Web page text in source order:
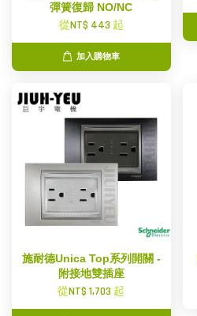
彈簧復歸 NO/NC
從NT$ 443 起
加入購物車
施耐德Unica Top系列開關 -
附接地雙插座
從NT$ 1,703 起